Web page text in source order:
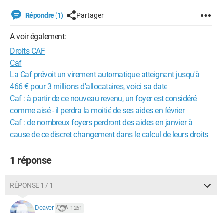
Répondre (1) Partager
A voir également:
Droits CAF
Caf
La Caf prévoit un virement automatique atteignant jusqu'à
466 € pour 3 millions d'allocataires, voici sa date
Caf : à partir de ce nouveau revenu, un foyer est considéré
comme aisé - il perdra la moitié de ses aides en février
Caf : de nombreux foyers perdront des aides en janvier à
cause de ce discret changement dans le calcul de leurs droits
1 réponse
RÉPONSE 1 / 1
Deaver 1 261